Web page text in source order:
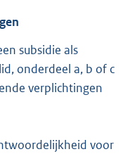
subsidie als
onderdeel a, b of c
verplichtingen
voor